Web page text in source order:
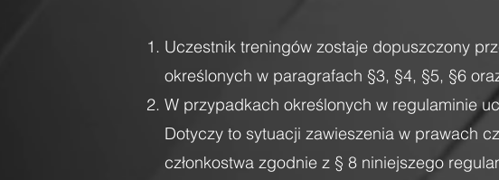
Uczestnik treningów zostaje dopuszczony
określonych w paragrafach §3, §4, §5, §6
W przypadkach określonych w regulaminie
Dotyczy to sytuacji zawieszenia w prawach
członkostwa zgodnie z § 8 niniejszego